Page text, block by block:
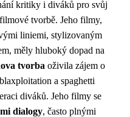
kritiky i diváků pro svůj
tvorbě. Jeho filmy,
liniemi, stylizovaným
měly hluboký dopad na
tvorba oživila zájem o
a spaghetti
diváků. Jeho filmy se
dialogy, často plnými